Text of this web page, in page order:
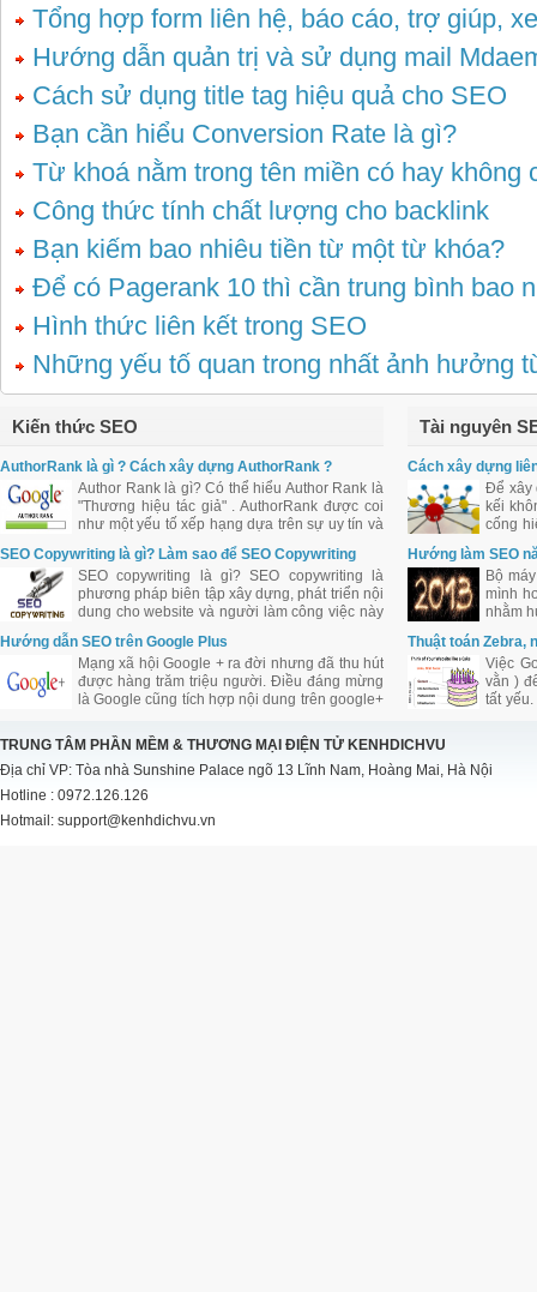
Tổng hợp form liên hệ, báo cáo, trợ giúp,
Hướng dẫn quản trị và sử dụng mail
Cách sử dụng title tag hiệu quả cho SEO
Bạn cần hiểu Conversion Rate là gì?
Từ khoá nằm trong tên miền có hay không
Công thức tính chất lượng cho backlink
Bạn kiếm bao nhiêu tiền từ một từ khóa?
Để có Pagerank 10 thì cần trung bình bao
Hình thức liên kết trong SEO
Những yếu tố quan trong nhất ảnh hưởng
Kiến thức SEO
AuthorRank là gì ? Cách xây dựng AuthorRank ?
Author Rank là gì? Có thể hiểu Author Rank là
"Thương hiệu tác giả" . AuthorRank được coi
như một yếu tố xếp hạng dựa trên sự uy tín và
ảnh hưởng của tác giả bài viết đối với cộng
đồng.
SEO Copywriting là gì? Làm sao để SEO Copywriting
SEO copywriting là gì? SEO copywriting là
phương pháp biên tập xây dựng, phát triển nội
dung cho website và người làm công việc này
được coi là SEO Copywriter. Tuy nhiên việc
biên tập nội dung cho website cần khéo léo
trong việc bố trí từ khóa, mật độ từ khóa.
Hướng dẫn SEO trên Google Plus
Mạng xã hội Google + ra đời nhưng đã thu hút
được hàng trăm triệu người. Điều đáng mừng
là Google cũng tích hợp nội dung trên google+
nên chắc chắn Google + sẽ được Google hỗ
trợ đầy đủ và ưu ái đối với công việc làm SEO
của bạn.
Tài nguyên
Cách xây dựng
Để xây
kếi
cống
web
Hướng làm SEO
Bộ
mình
nhằm
Thuật toán Zebra,
Việc
vằn )
tất
TRUNG TÂM PHẦN MỀM & THƯƠNG MẠI ĐIỆN TỬ KENHDICHVU
Địa chỉ VP: Tòa nhà Sunshine Palace ngõ 13 Lĩnh Nam, Hoàng Mai, Hà Nội
Hotline : 0972.126.126
Hotmail: support@kenhdichvu.vn